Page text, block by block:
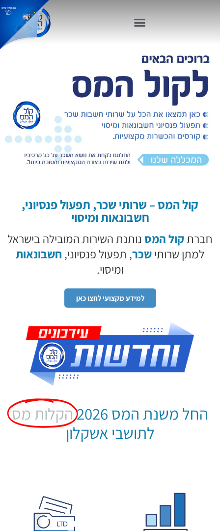
קול המס – שרותי שכר, תפעול פנסיוני,
חשבונאות ומיסוי
חברתקול המס נותנת השירות המובילה בישראל
למתן שרותישכר, תפעול פנסיוני, חשבונאות
ומיסוי.
למידע מקצועי לחצו כאן
החל משנת המס 2026
הקלות מס
לתושבי אשקלון